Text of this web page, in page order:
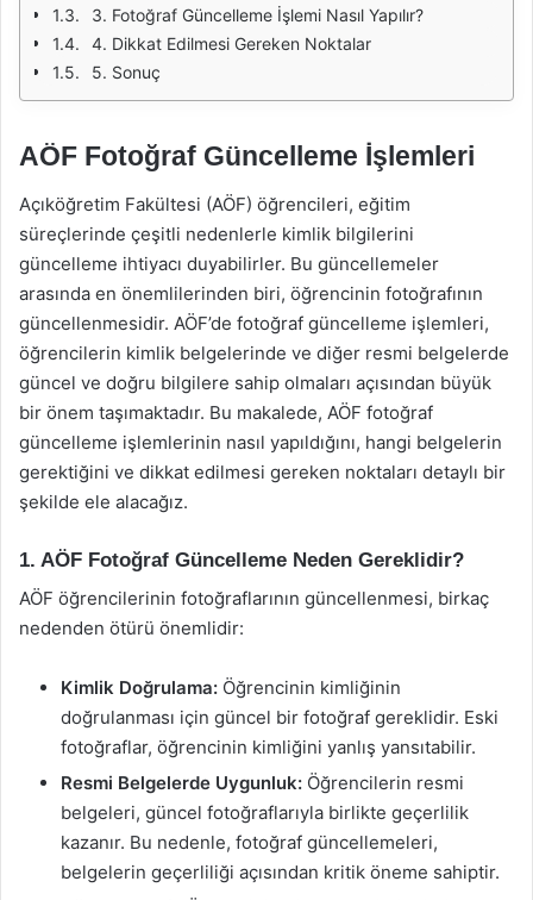
3. Fotoğraf Güncelleme İşlemi Nasıl Yapılır?
4. Dikkat Edilmesi Gereken Noktalar
5. Sonuç
AÖF Fotoğraf Güncelleme İşlemleri
Açıköğretim Fakültesi (AÖF) öğrencileri, eğitim
süreçlerinde çeşitli nedenlerle kimlik bilgilerini
güncelleme ihtiyacı duyabilirler. Bu güncellemeler
arasında en önemlilerinden biri, öğrencinin fotoğrafının
güncellenmesidir. AÖF’de fotoğraf güncelleme işlemleri,
öğrencilerin kimlik belgelerinde ve diğer resmi belgelerde
güncel ve doğru bilgilere sahip olmaları açısından büyük
bir önem taşımaktadır. Bu makalede, AÖF fotoğraf
güncelleme işlemlerinin nasıl yapıldığını, hangi belgelerin
gerektiğini ve dikkat edilmesi gereken noktaları detaylı bir
şekilde ele alacağız.
1. AÖF Fotoğraf Güncelleme Neden Gereklidir?
AÖF öğrencilerinin fotoğraflarının güncellenmesi, birkaç
nedenden ötürü önemlidir:
Kimlik Doğrulama: Öğrencinin kimliğinin
doğrulanması için güncel bir fotoğraf gereklidir. Eski
fotoğraflar, öğrencinin kimliğini yanlış yansıtabilir.
Resmi Belgelerde Uygunluk: Öğrencilerin resmi
belgeleri, güncel fotoğraflarıyla birlikte geçerlilik
kazanır. Bu nedenle, fotoğraf güncellemeleri,
belgelerin geçerliliği açısından kritik öneme sahiptir.